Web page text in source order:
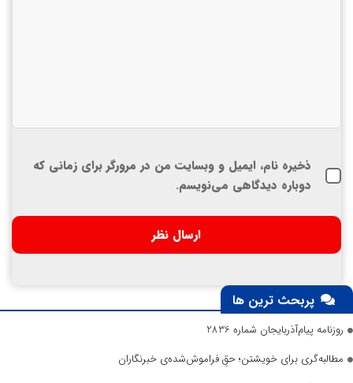
ذخیره نام، ایمیل و وبسایت من در مرورگر برای زمانی که
دوباره دیدگاهی می‌نویسم.
پربحث ترین ها
روزنامه پیام‌آذربایجان شماره 2836
مطالبه‌گری برای خویشتن؛ حقِ فراموش‌شده‌ی خبرنگاران